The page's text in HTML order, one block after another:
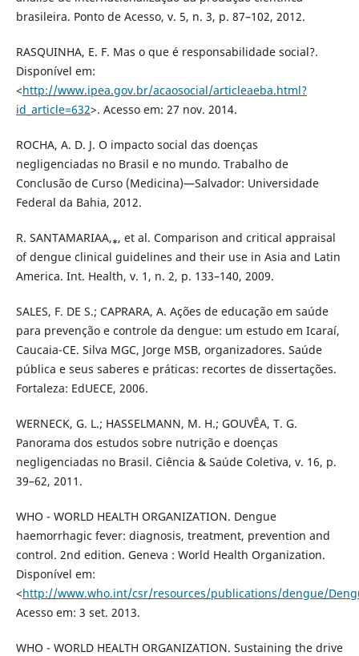
brasileira. Ponto de Acesso, v. 5, n. 3, p. 87–102, 2012.
RASQUINHA, E. F. Mas o que é responsabilidade social?.
Disponível em:
<http://www.ipea.gov.br/acaosocial/articleaeba.html?
id_article=632>. Acesso em: 27 nov. 2014.
ROCHA, A. D. J. O impacto social das doenças
negligenciadas no Brasil e no mundo. Trabalho de
Conclusão de Curso (Medicina)—Salvador: Universidade
Federal da Bahia, 2012.
R. SANTAMARIAA,⁎, et al. Comparison and critical appraisal
of dengue clinical guidelines and their use in Asia and Latin
America. Int. Health, v. 1, n. 2, p. 133–140, 2009.
SALES, F. DE S.; CAPRARA, A. Ações de educação em saúde
para prevenção e controle da dengue: um estudo em Icaraí,
Caucaia-CE. Silva MGC, Jorge MSB, organizadores. Saúde
pública e seus saberes e práticas: recortes de dissertações.
Fortaleza: EdUECE, 2006.
WERNECK, G. L.; HASSELMANN, M. H.; GOUVÊA, T. G.
Panorama dos estudos sobre nutrição e doenças
negligenciadas no Brasil. Ciência & Saúde Coletiva, v. 16, p.
39–62, 2011.
WHO - WORLD HEALTH ORGANIZATION. Dengue
haemorrhagic fever: diagnosis, treatment, prevention and
control. 2nd edition. Geneva : World Health Organization.
Disponível em:
<http://www.who.int/csr/resources/publications/dengue/
Acesso em: 3 set. 2013.
WHO - WORLD HEALTH ORGANIZATION. Sustaining the drive